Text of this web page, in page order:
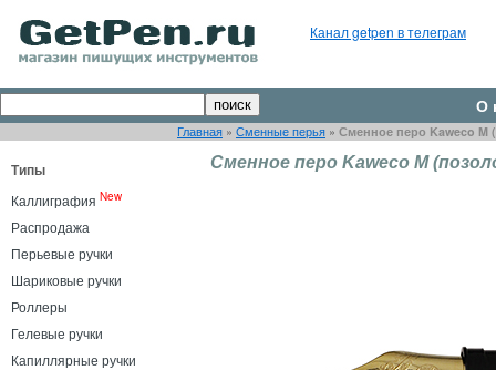
Канал getpen в телеграм
О
Главная » Сменные перья » Сменное перо Kaweco M
Типы
Каллиграфия New
Распродажа
Перьевые ручки
Шариковые ручки
Роллеры
Гелевые ручки
Капиллярные ручки
Сменное перо Kaweco M